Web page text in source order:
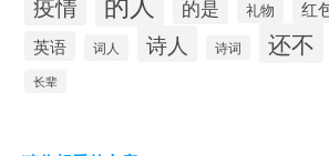
的是 礼物 红
英语 词人 诗人 诗词 还不
长辈